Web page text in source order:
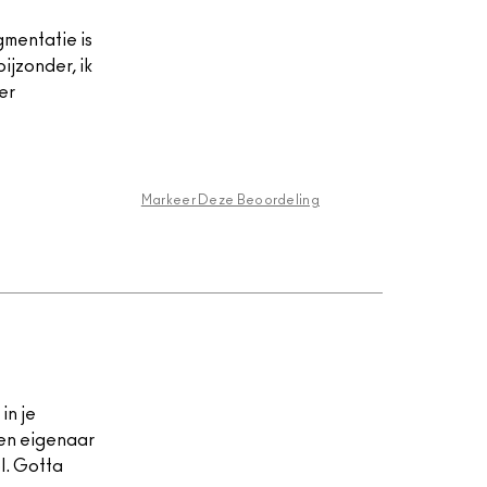
is
ik
Markeer Deze Beoordeling
je
eigenaar
Gotta